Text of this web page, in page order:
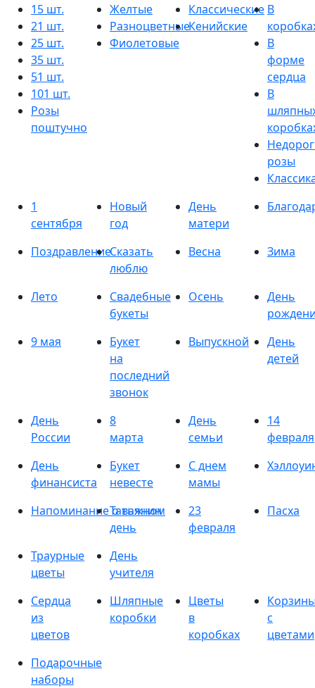
15 шт.
21 шт.
25 шт.
35 шт.
51 шт.
101 шт.
Розы
поштучно
Желтые
Разноцветные
Фиолетовые
Классические
Кенийские
В
В
форме
сердца
В
розы
1
сентября
Новый
год
День
матери
ПоздравлениеСказать
люблю
Весна Зима
Лето
Свадебные
букеты
Осень
День
9 мая
Букет
на
последний
звонок
Выпускной
День
детей
День
России
8
марта
День
семьи
14
февраля
День
финансиста
Букет
невесте
С днем
мамы
Напоминание о важном
Татьянин
день
23
февраля
Пасха
Траурные
цветы
День
учителя
Сердца
из
цветов
Шляпные
коробки
Цветы
в
коробках
с
цветами
Подарочные
наборы